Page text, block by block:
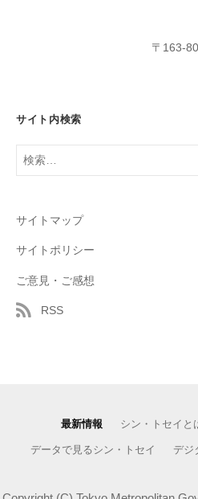
〒163-
サイト内検索
検
サイトマップ
サイトポリシー
ご意見・ご感想
RSS
最新情報 シン・トセイと
データで見るシン・トセイ デジ